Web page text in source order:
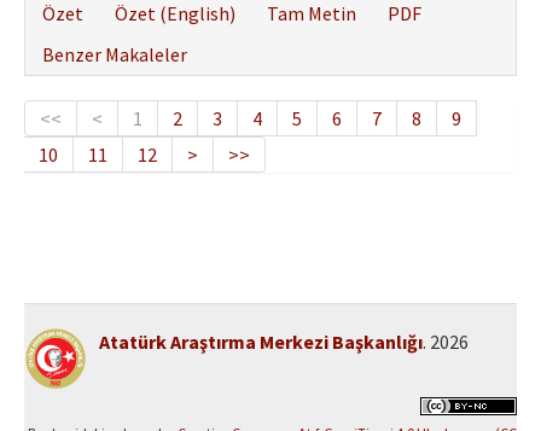
Özet
Özet (English) Tam Metin
PDF
Benzer Makaleler
<< < 1 2 3 4 5 6 7 8
9
10
11 12 > >>
Atatürk Araştırma Merkezi Başkanlığı. 2026